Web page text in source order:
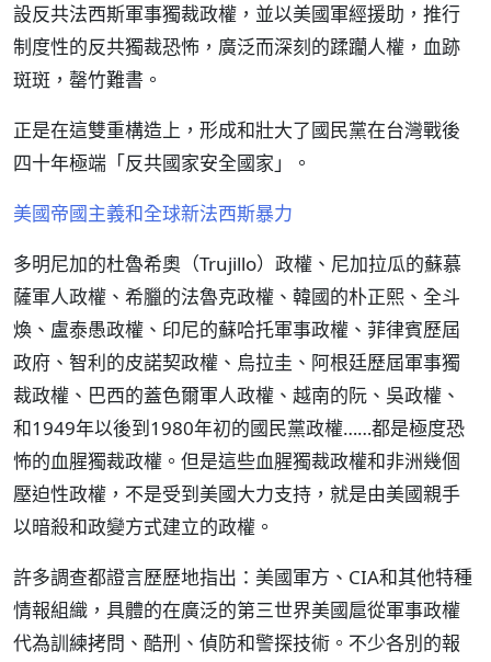
設反共法西斯軍事獨裁政權，並以美國軍經援助，推行
制度性的反共獨裁恐怖，廣泛而深刻的蹂躪人權，血跡
斑斑，罄竹難書。
正是在這雙重構造上，形成和壯大了國民黨在台灣戰後
四十年極端「反共國家安全國家」。
美國帝國主義和全球新法西斯暴力
多明尼加的杜魯希奧（Trujillo）政權、尼加拉瓜的蘇慕
薩軍人政權、希臘的法魯克政權、韓國的朴正熙、全斗
煥、盧泰愚政權、印尼的蘇哈托軍事政權、菲律賓歷屆
政府、智利的皮諾契政權、烏拉圭、阿根廷歷屆軍事獨
裁政權、巴西的蓋色爾軍人政權、越南的阮、吳政權、
和1949年以後到1980年初的國民黨政權……都是極度恐
怖的血腥獨裁政權。但是這些血腥獨裁政權和非洲幾個
壓迫性政權，不是受到美國大力支持，就是由美國親手
以暗殺和政變方式建立的政權。
許多調查都證言歷歷地指出：美國軍方、CIA和其他特種
情報組織，具體的在廣泛的第三世界美國扈從軍事政權
代為訓練拷問、酷刑、偵防和警探技術。不少各別的報